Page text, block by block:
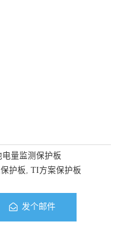
电量监测保护板
护板, TI方案保护板
发个邮件